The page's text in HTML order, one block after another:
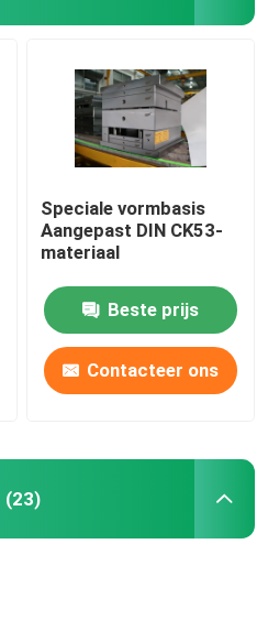
Speciale vormbasis
Aangepast DIN CK53-
materiaal
Beste prijs
Contacteer ons
(23)